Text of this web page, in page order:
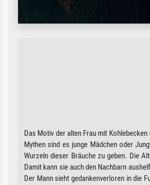
Das Motiv der alten Frau mit
Mythen sind es junge Mädchen oder
Wurzeln dieser Bräuche zu geben. Die
Damit kann sie auch den Nachbarn
Der Mann sieht gedankenverloren in die